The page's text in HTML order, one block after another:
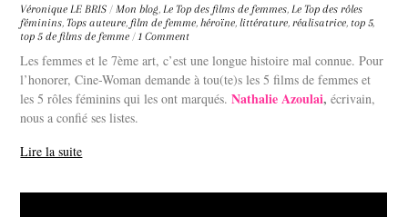
Véronique LE BRIS / Mon blog, Le Top des films de femmes, Le Top des rôles
féminins,Tops auteure, film de femme,héroïne,littérature, réalisatrice, top 5,
top 5 de films de femme / 1 Comment
Les femmes et le 7ème art, c’est une longue histoire mal connue. Pour
l’honorer, Cine-Woman demande à tou(te)s les 5 films de femmes et
les 5 rôles féminins qui les ont marqués.Nathalie Azoulai,écrivain,
nous a confié ses listes.
Lire la suite